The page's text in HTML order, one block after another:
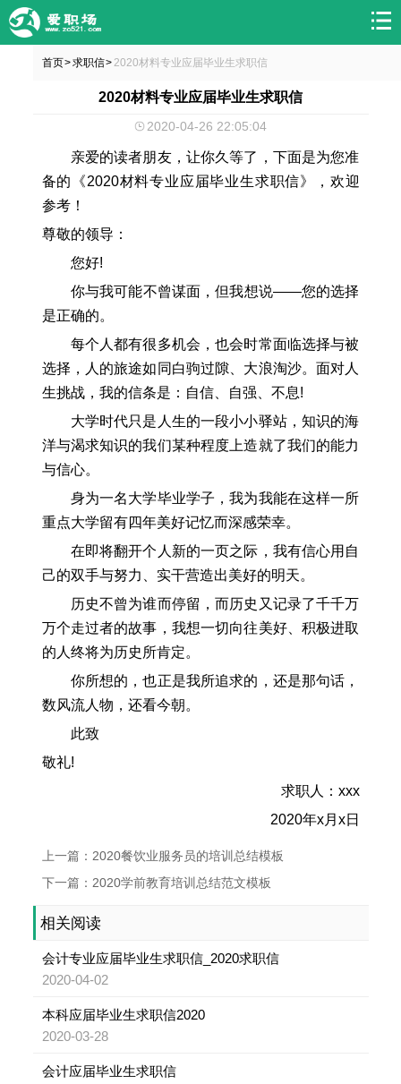
首页>求职信> 2020材料专业应届毕业生求职信
2020材料专业应届毕业生求职信
2020-04-26 22:05:04
亲爱的读者朋友，让你久等了，下面是为您准
备的《2020材料专业应届毕业生求职信》，欢迎
参考！
尊敬的领导：
您好!
你与我可能不曾谋面，但我想说——您的选择
是正确的。
每个人都有很多机会，也会时常面临选择与被
选择，人的旅途如同白驹过隙、大浪淘沙。面对人
生挑战，我的信条是：自信、自强、不息!
大学时代只是人生的一段小小驿站，知识的海
洋与渴求知识的我们某种程度上造就了我们的能力
与信心。
身为一名大学毕业学子，我为我能在这样一所
重点大学留有四年美好记忆而深感荣幸。
在即将翻开个人新的一页之际，我有信心用自
己的双手与努力、实干营造出美好的明天。
历史不曾为谁而停留，而历史又记录了千千万
万个走过者的故事，我想一切向往美好、积极进取
的人终将为历史所肯定。
你所想的，也正是我所追求的，还是那句话，
数风流人物，还看今朝。
此致
敬礼!
求职人：xxx
2020年x月x日
上一篇：2020餐饮业服务员的培训总结模板
下一篇：2020学前教育培训总结范文模板
相关阅读
会计专业应届毕业生求职信_2020求职信
2020-04-02
本科应届毕业生求职信2020
2020-03-28
会计应届毕业生求职信